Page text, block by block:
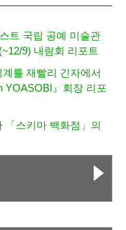
트 국립 공예 미술관
9) 내람회 리포트
를 재빨리 긴자에서
』회장 리포
「스키마 백화점」의